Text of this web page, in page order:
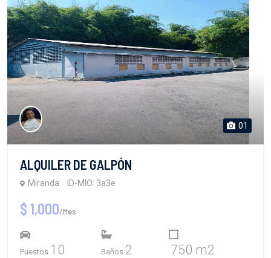
01
ALQUILER DE GALPÓN
Miranda ID-MIO: 3a3e
$ 1,000/Mes
Puestos 10 Baños 2 750 m2